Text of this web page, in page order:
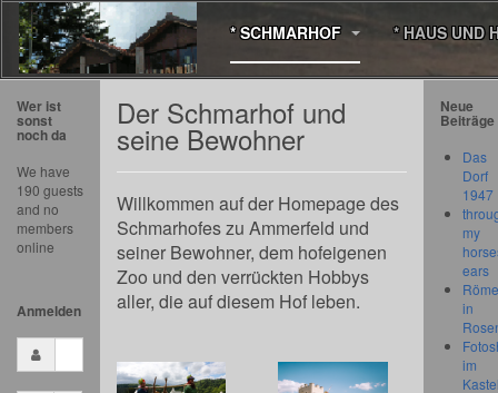
* SCHMARHOF * HAUS UND
Der Schmarhof und
seine Bewohner
Willkommen auf der Homepage des
Schmarhofes zu Ammerfeld und
seiner Bewohner, dem hofeigenen
Zoo und den verrückten Hobbys
aller, die auf diesem Hof leben.
Wer ist
sonst
noch da
We have
190 guests
and no
members
online
Anmelden
Neue
Beiträge
Das
Dorf
1947
my
ears
in
im